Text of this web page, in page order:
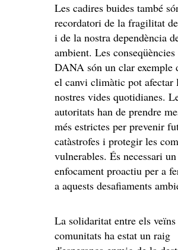
Les cadires buides també
recordatori de la fragilitat
i de la nostra dependència
ambient. Les
DANA són un clar exemple
el canvi climàtic pot afectar
nostres vides quotidianes.
autoritats han de prendre
més estrictes per prevenir
catàstrofes i protegir les
vulnerables. És necessari un
enfocament proactiu per a
a aquests desafiaments
La solidaritat entre els
comunitats ha estat un raig